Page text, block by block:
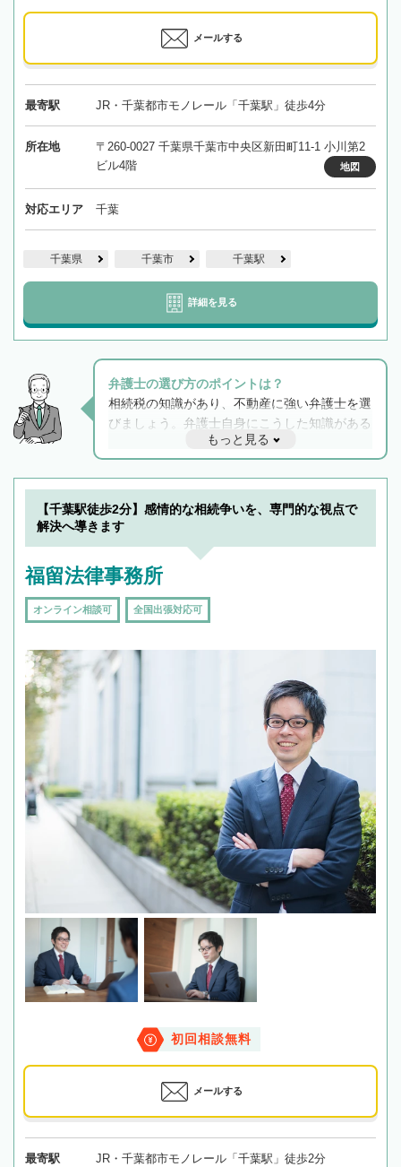
メールする
最寄駅 JR・千葉都市モノレール「千葉駅」徒歩4分
所在地
〒260-0027 千葉県千葉市中央区新田町11-1 小川第2
ビル4階
地図
対応エリア 千葉
千葉県 千葉市 千葉駅
詳細を見る
弁護士の選び方のポイントは？
相続税の知識があり、不動産に強い弁護士を選
びましょう。弁護士自身にこうした知識がある
と他士業との連携もスムーズに進み、トラブル
解決のみならず相続をトータルで任せることが
できます。また、相続は感情がからむ分野なの
でフィーリングも重要です。実際に電話や面談
で複数の弁護士と会話をしてウマが合う方に依
もっと見る
【千葉駅徒歩2分】感情的な相続争いを、専門的な視点で
解決へ導きます
福留法律事務所
オンライン相談可 全国出張対応可
初回相談無料
メールする
最寄駅 JR・千葉都市モノレール「千葉駅」徒歩2分